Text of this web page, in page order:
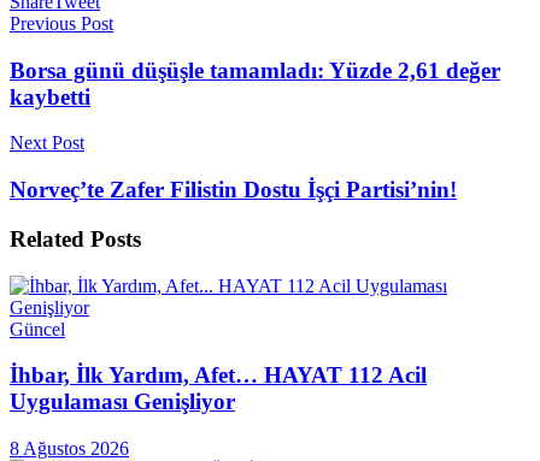
Previous Post
Borsa günü düşüşle tamamladı: Yüzde 2,61 değer
kaybetti
Next Post
Norveç’te Zafer Filistin Dostu İşçi Partisi’nin!
Related Posts
Güncel
İhbar, İlk Yardım, Afet… HAYAT 112 Acil
Uygulaması Genişliyor
8 Ağustos 2026